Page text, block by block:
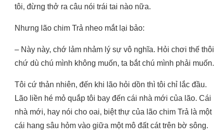
tôi, đừng thở ra câu nói trái tai nào nữa.
Nhưng lão chim Trả nheo mắt lại bảo:
– Này này, chớ lảm nhảm lý sự vô nghĩa. Hỏi chơi thế thôi
chứ dù chú mình không muốn, ta bắt chú mình phải muốn.
Tôi cứ thản nhiên, đến khi lão hỏi dồn thì tôi chỉ lắc đầu.
Lão liền hé mỏ quắp tôi bay đến cái nhà mới của lão. Cái
nhà mới, hay nói cho oai, biệt thự của lão chim Trả là một
cái hang sâu hỏm vào giữa một mô đất cát trên bờ sông.